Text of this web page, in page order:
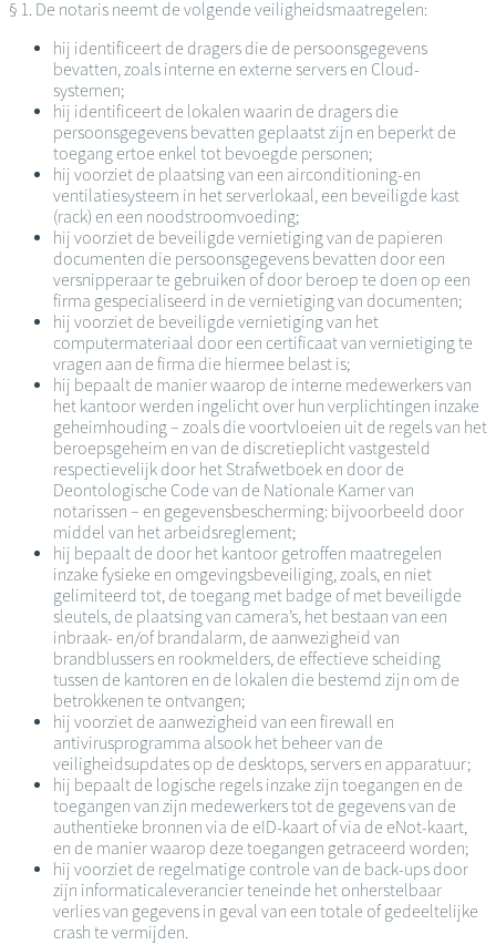
§ 1. De notaris neemt de volgende veiligheidsmaatregelen:
hij identificeert de dragers die de persoonsgegevens
bevatten, zoals interne en externe servers en Cloud-
systemen;
hij identificeert de lokalen waarin de dragers die
persoonsgegevens bevatten geplaatst zijn en beperkt de
toegang ertoe enkel tot bevoegde personen;
hij voorziet de plaatsing van een airconditioning-en
ventilatiesysteem in het serverlokaal, een beveiligde kast
(rack) en een noodstroomvoeding;
hij voorziet de beveiligde vernietiging van de papieren
documenten die persoonsgegevens bevatten door een
versnipperaar te gebruiken of door beroep te doen op een
firma gespecialiseerd in de vernietiging van documenten;
hij voorziet de beveiligde vernietiging van het
computermateriaal door een certificaat van vernietiging te
vragen aan de firma die hiermee belast is;
hij bepaalt de manier waarop de interne medewerkers van
het kantoor werden ingelicht over hun verplichtingen inzake
geheimhouding – zoals die voortvloeien uit de regels van het
beroepsgeheim en van de discretieplicht vastgesteld
respectievelijk door het Strafwetboek en door de
Deontologische Code van de Nationale Kamer van
notarissen – en gegevensbescherming: bijvoorbeeld door
middel van het arbeidsreglement;
hij bepaalt de door het kantoor getroffen maatregelen
inzake fysieke en omgevingsbeveiliging, zoals, en niet
gelimiteerd tot, de toegang met badge of met beveiligde
sleutels, de plaatsing van camera’s, het bestaan van een
inbraak- en/of brandalarm, de aanwezigheid van
brandblussers en rookmelders, de effectieve scheiding
tussen de kantoren en de lokalen die bestemd zijn om de
betrokkenen te ontvangen;
hij voorziet de aanwezigheid van een firewall en
antivirusprogramma alsook het beheer van de
veiligheidsupdates op de desktops, servers en apparatuur;
hij bepaalt de logische regels inzake zijn toegangen en de
toegangen van zijn medewerkers tot de gegevens van de
authentieke bronnen via de eID-kaart of via de eNot-kaart,
en de manier waarop deze toegangen getraceerd worden;
hij voorziet de regelmatige controle van de back-ups door
zijn informaticaleverancier teneinde het onherstelbaar
verlies van gegevens in geval van een totale of gedeeltelijke
crash te vermijden.